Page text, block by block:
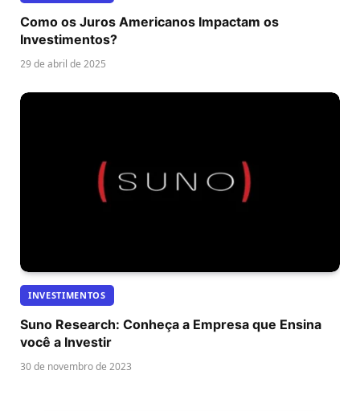
Como os Juros Americanos Impactam os
Investimentos?
29 de abril de 2025
INVESTIMENTOS
Suno Research: Conheça a Empresa que Ensina
você a Investir
30 de novembro de 2023